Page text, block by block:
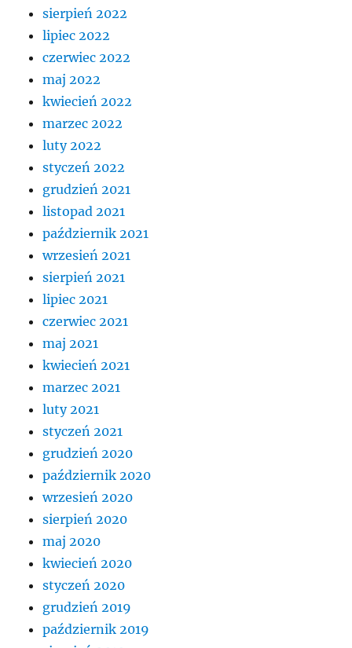
sierpień 2022
lipiec 2022
czerwiec 2022
maj 2022
kwiecień 2022
marzec 2022
luty 2022
styczeń 2022
grudzień 2021
listopad 2021
październik 2021
wrzesień 2021
sierpień 2021
lipiec 2021
czerwiec 2021
maj 2021
kwiecień 2021
marzec 2021
luty 2021
styczeń 2021
grudzień 2020
październik 2020
wrzesień 2020
sierpień 2020
maj 2020
kwiecień 2020
styczeń 2020
grudzień 2019
październik 2019